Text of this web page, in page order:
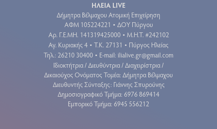
ΗΛΕΙΑ LIVE
Δήμητρα Βέλμαχου Ατομική Επιχείρηση
ΑΦΜ 105224221 • ΔΟΥ Πύργου
Aρ. Γ.Ε.ΜΗ. 141319425000 • Μ.Η.Τ. #242102
Αγ. Κυριακής 4 • Τ.Κ. 27131 • Πύργος Ηλείας
Τηλ.: 26210 30400 • E-mail: ilialive.gr@gmail.com
Ιδιοκτήτρια / Διευθύντρια / Διαχειρίστρια /
Δικαιούχος Ονόματος Τομέα: Δήμητρα Βέλμαχου
Διευθυντής Σύνταξης: Γιάννης Σπυρούνης
Δημοσιογραφικό Τμήμα: 6976 869414
Εμπορικό Τμήμα: 6945 556212